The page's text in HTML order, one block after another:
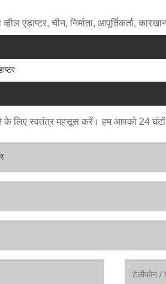
एडाप्टर, चीन, निर्माता, आपूर्तिकर्ता,
के लिए स्वतंत्र महसूस करें। हम आपको 24